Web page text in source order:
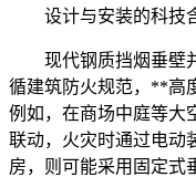
设计与安装的科技
现代钢质挡烟垂壁并
循建筑防火规范，**高
例如，在商场中庭等大
联动，火灾时通过电动
房，则可能采用固定式